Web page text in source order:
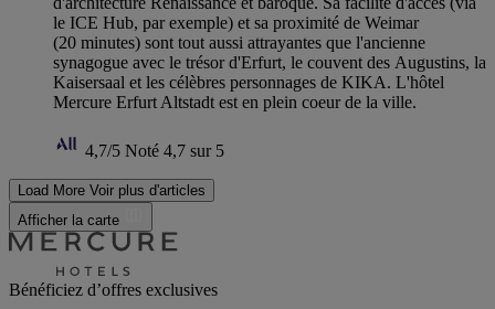
le ICE Hub, par exemple) et sa proximité de Weimar
(20 minutes) sont tout aussi attrayantes que l'ancienne
synagogue avec le trésor d'Erfurt, le couvent des Augustins, la
Kaisersaal et les célèbres personnages de KIKA. L'hôtel
Mercure Erfurt Altstadt est en plein coeur de la ville.
4,7/5 Noté 4,7 sur 5
Load More Voir plus d'articles
Afficher la carte
Bénéficiez d’offres exclusives